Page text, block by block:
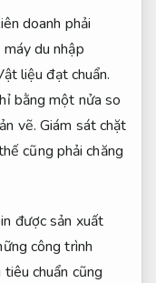
doanh phải
du nhập
liệu đạt chuẩn.
bằng một nửa so
vẽ. Giám sát chặt
cũng phải chăng
được sản xuất
công trình
chuẩn cũng